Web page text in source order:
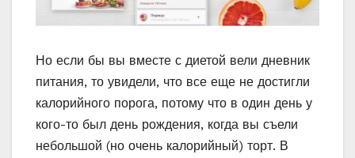
Но если бы вы вместе с диетой вели дневник
питания, то увидели, что все еще не достигли
калорийного порога, потому что в один день у
кого-то был день рождения, когда вы съели
небольшой (но очень калорийный) торт. В